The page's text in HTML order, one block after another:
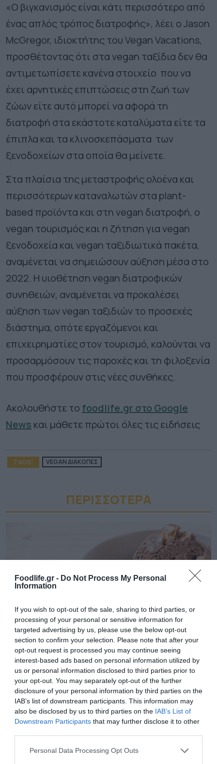
Foodlife.gr - Do Not Process My Personal
Information
If you wish to opt-out of the sale, sharing to third parties, or
processing of your personal or sensitive information for
targeted advertising by us, please use the below opt-out
section to confirm your selection. Please note that after your
opt-out request is processed you may continue seeing
interest-based ads based on personal information utilized by
us or personal information disclosed to third parties prior to
your opt-out. You may separately opt-out of the further
disclosure of your personal information by third parties on the
IAB’s list of downstream participants. This information may
also be disclosed by us to third parties on the IAB’s List of
Downstream Participants that may further disclose it to other
Please note that this website/app uses one or more Google
Personal Data Processing Opt Outs
«Ο βιγκανισμός είναι κάτι περισσότερο από
ένας απλός τρόπος διατροφής», λέει ο Jason
McGregor, ιδιοκτήτης του Vegan Vacations,
προσθέτοντας ότι στα vegan ταξίδια δεν θα
αντιμετωπίσετε κανένα στοιχείο που να
έχει αρνητικές επιπτώσεις στη ζωή των
ζώων είτε αυτό μπορεί να αφορά τη
διατροφή στα εκάστοτε καταλύματα είτε τα
έπιπλα και τα κλινοσκεπάσματα των
ξενοδοχείων στα οποία θα μείνετε.
Στα πλαίσια της μεταστροφής ολοένα και
περισσότερων καταναλωτών στα plant-
based προϊόντα και στη vegan διατροφή, ο
vegan τουρισμός και η ζήτηση για vegan
ξενοδοχεία και vegan ταξιδιωτικά πακέτα,
αναμένεται να σημειώσουν αύξηση μέσα στο
2022. Η υιοθέτηση vegan διατροφικών
συνηθειών, αναμένεται να προκαλέσει
αύξηση των vegan ταξιδιών το προσεχές
διάστημα, οπότε εργαζόμενοι και
επιχειρηματίες στον τουρισμό, καλούνται να
προσαρμόσουν τις παροχές και τη φιλοξενία
που προσφέρουν στις νέες συνθήκες.
Ακολουθήστε το foodlife.gr στο Google
News και μάθετε πρώτοι όλες τις ειδήσεις
TAGS: VEGAN ΔΙΑΚΟΠΕΣ
ΠΕΡΙΣΣΟΤΕΡA
03.08.2026
Συνταγή: Εύκολο και vegan παγωτό
σοκολάτα